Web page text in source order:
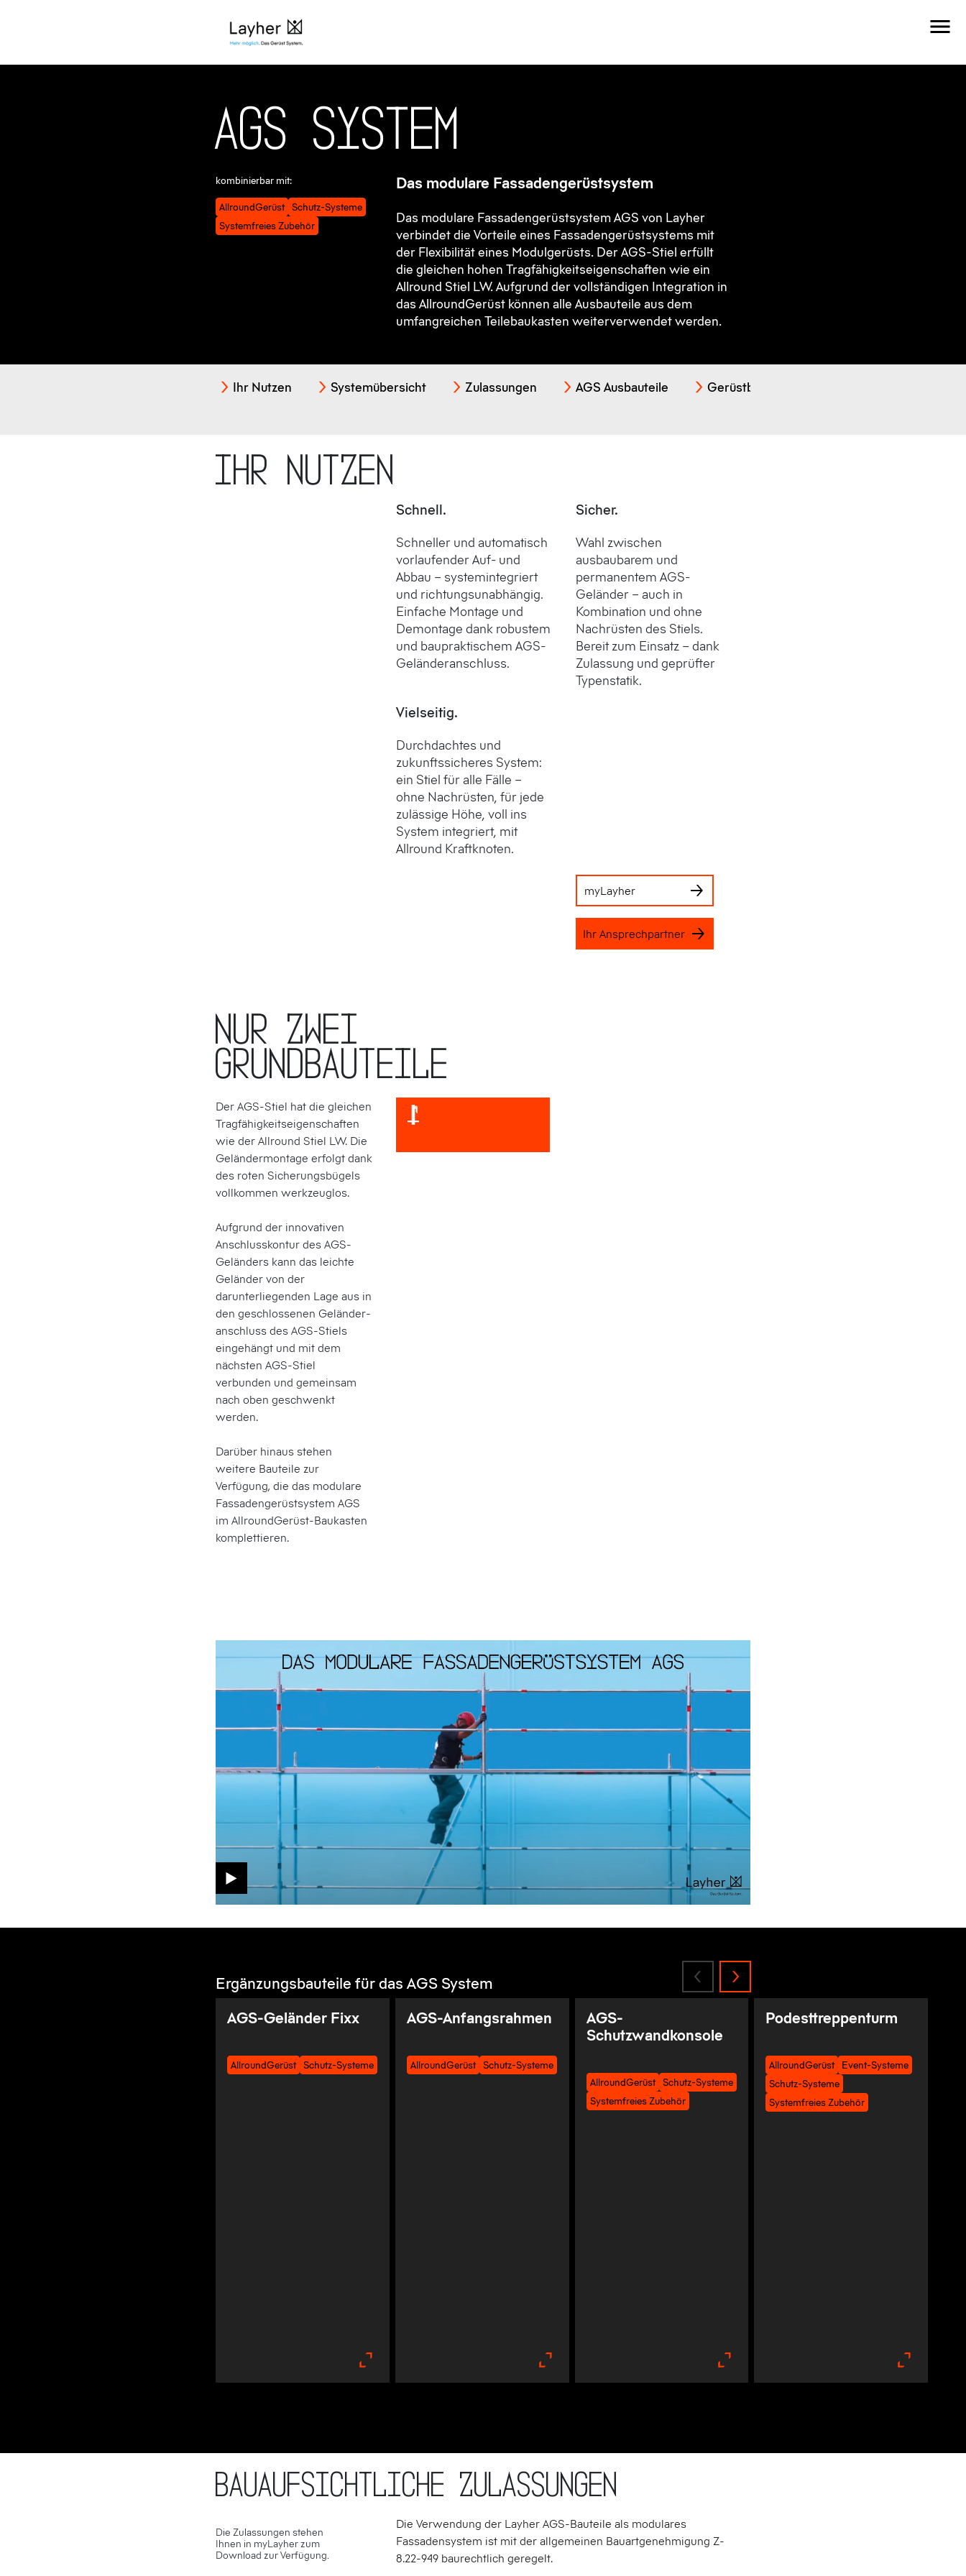
AGS Sys em
kombinierbar mit:
AllroundGerüst Schutz-Systeme
Systemfreies Zubehör
Das modulare Fassadengerüstsystem
Das modulare Fassadengerüstsystem AGS von Layher
verbindet die Vorteile eines Fassadengerüstsystems mit
der Flexibilität eines Modulgerüsts. Der AGS-Stiel erfüllt
die gleichen hohen Tragfähigkeitseigenschaften wie ein
Allround Stiel LW. Aufgrund der vollständigen Integration in
das AllroundGerüst können alle Ausbauteile aus dem
umfangreichen Teilebaukasten weiterverwendet werden.
Ihr Nutzen Systemübersicht Zulassungen AGS Ausbauteile Gerüstböden
Ihr Nutzen
Schnell.
Schneller und automatisch
vorlaufender Auf- und
Abbau – system­integriert
und richtungs­unabhängig.
Einfache Montage und
Demontage dank robustem
und baupraktischem AGS-
Geländeranschluss.
Sicher.
Wahl zwischen
ausbaubarem und
permanentem AGS-
Geländer – auch in
Kombination und ohne
Nachrüsten des Stiels.
Bereit zum Einsatz – dank
Zulassung und geprüfter
Typenstatik.
Vielseitig.
Durchdachtes und
zukunftssicheres System:
ein Stiel für alle Fälle –
ohne Nachrüsten, für jede
zulässige Höhe, voll ins
System integriert, mit
Allround Kraftknoten.
myLayher
Ihr Ansprechpartner
Nur zwei
Grundbauteile
Der AGS-Stiel hat die gleichen
Tragfähigkeits­eigenschaften
wie der Allround Stiel LW. Die
Geländer­montage erfolgt dank
des roten Sicherungs­bügels
voll­kommen werkzeug­los.
Aufgrund der innovativen
Anschluss­kontur des AGS-
Geländers kann das leichte
Geländer von der
darunterliegenden Lage aus in
den geschlossenen Geländer­
anschluss des AGS-Stiels
eingehängt und mit dem
nächsten AGS-Stiel
verbunden und gemeinsam
nach oben geschwenkt
werden.
Darüber hinaus stehen
weitere Bauteile zur
Verfügung, die das modulare
Fassadengerüstsystem AGS
im AllroundGerüst-Baukasten
komplettieren.
Ergänzungsbauteile für das AGS System
AGS-Geländer Fixx
AllroundGerüst Schutz-Systeme
AGS-Anfangsrahmen
AllroundGerüst Schutz-Systeme
AGS-
Schutzwandkonsole
AllroundGerüst Schutz-Systeme
Systemfreies Zubehör
Podesttreppenturm
AllroundGerüst Event-Systeme
Schutz-Systeme
Systemfreies Zubehör
BAUAUFSICHTLICHE ZULASSUNGEN
Die Zulassungen stehen
Ihnen in myLayher zum
Download zur Verfügung.
Die Verwendung der Layher AGS-Bauteile als modulares
Fassadensystem ist mit der allgemeinen Bauartgenehmigung Z-
8.22-949 baurechtlich geregelt.